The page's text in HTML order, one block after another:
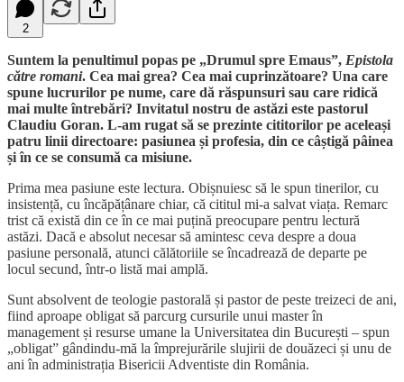
2
Suntem la penultimul popas pe „Drumul spre Emaus”, Epistola
către romani. Cea mai grea? Cea mai cuprinzătoare? Una care
spune lucrurilor pe nume, care dă răspunsuri sau care ridică
mai multe întrebări? Invitatul nostru de astăzi este pastorul
Claudiu Goran. L-am rugat să se prezinte cititorilor pe aceleași
patru linii directoare: pasiunea și profesia, din ce câștigă pâinea
și în ce se consumă ca misiune.
Prima mea pasiune este lectura. Obișnuiesc să le spun tinerilor, cu
insistență, cu încăpățânare chiar, că cititul mi-a salvat viața. Remarc
trist că există din ce în ce mai puțină preocupare pentru lectură
astăzi. Dacă e absolut necesar să amintesc ceva despre a doua
pasiune personală, atunci călătoriile se încadrează de departe pe
locul secund, într-o listă mai amplă.
Sunt absolvent de teologie pastorală și pastor de peste treizeci de ani,
fiind aproape obligat să parcurg cursurile unui master în
management și resurse umane la Universitatea din București – spun
„obligat” gândindu-mă la împrejurările slujirii de douăzeci și unu de
ani în administrația Bisericii Adventiste din România.